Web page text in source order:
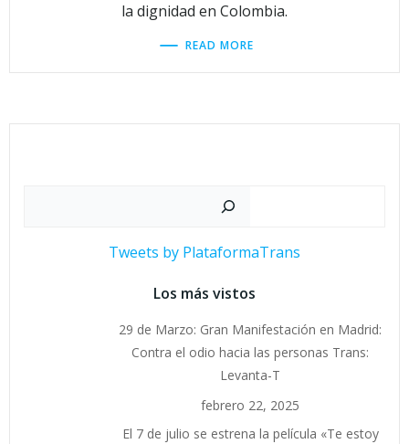
la dignidad en Colombia.
READ MORE
Tweets by PlataformaTrans
Los más vistos
29 de Marzo: Gran Manifestación en Madrid:
Contra el odio hacia las personas Trans:
Levanta-T
febrero 22, 2025
El 7 de julio se estrena la película «Te estoy